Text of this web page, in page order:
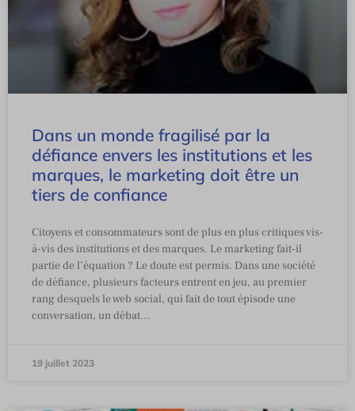
Dans un monde fragilisé par la
défiance envers les institutions et les
marques, le marketing doit être un
tiers de confiance
Citoyens et consommateurs sont de plus en plus critiques vis-
à-vis des institutions et des marques. Le marketing fait-il
partie de l’équation ? Le doute est permis. Dans une société
de défiance, plusieurs facteurs entrent en jeu, au premier
rang desquels le web social, qui fait de tout épisode une
conversation, un débat…
19 juillet 2023